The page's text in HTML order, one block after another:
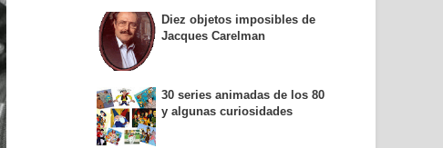
Diez objetos imposibles de
Jacques Carelman
30 series animadas de los 80
y algunas curiosidades